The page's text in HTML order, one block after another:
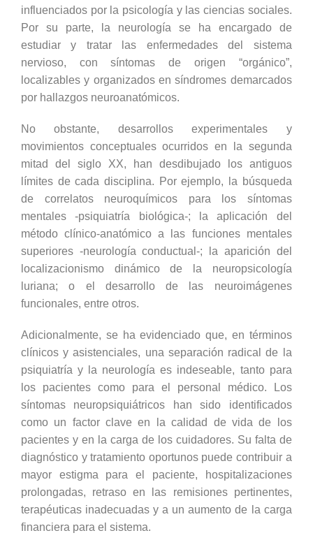
influenciados por la psicología y las ciencias sociales.
Por su parte, la neurología se ha encargado de
estudiar y tratar las enfermedades del sistema
nervioso, con síntomas de origen “orgánico”,
localizables y organizados en síndromes demarcados
por hallazgos neuroanatómicos.
No obstante, desarrollos experimentales y
movimientos conceptuales ocurridos en la segunda
mitad del siglo XX, han desdibujado los antiguos
límites de cada disciplina. Por ejemplo, la búsqueda
de correlatos neuroquímicos para los síntomas
mentales -psiquiatría biológica-; la aplicación del
método clínico-anatómico a las funciones mentales
superiores -neurología conductual-; la aparición del
localizacionismo dinámico de la neuropsicología
luriana; o el desarrollo de las neuroimágenes
funcionales, entre otros.
Adicionalmente, se ha evidenciado que, en términos
clínicos y asistenciales, una separación radical de la
psiquiatría y la neurología es indeseable, tanto para
los pacientes como para el personal médico. Los
síntomas neuropsiquiátricos han sido identificados
como un factor clave en la calidad de vida de los
pacientes y en la carga de los cuidadores. Su falta de
diagnóstico y tratamiento oportunos puede contribuir a
mayor estigma para el paciente, hospitalizaciones
prolongadas, retraso en las remisiones pertinentes,
terapéuticas inadecuadas y a un aumento de la carga
financiera para el sistema.